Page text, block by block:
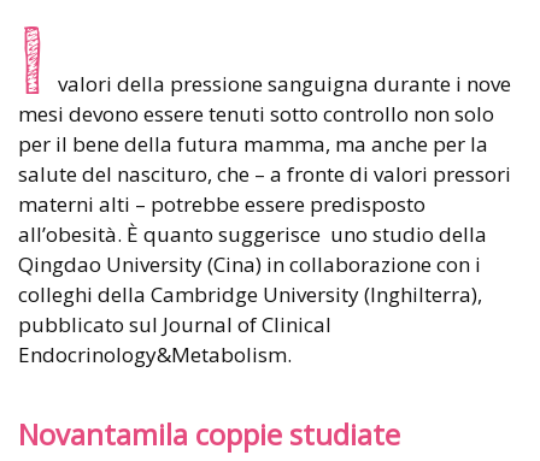
I
valori della pressione sanguigna durante i nove
mesi devono essere tenuti sotto controllo non solo
per il bene della futura mamma, ma anche per la
salute del nascituro, che – a fronte di valori pressori
materni alti – potrebbe essere predisposto
all’obesità. È quanto suggerisce uno studio della
Qingdao University (Cina) in collaborazione con i
colleghi della Cambridge University (Inghilterra),
pubblicato sul Journal of Clinical
Endocrinology&Metabolism.
Novantamila coppie studiate